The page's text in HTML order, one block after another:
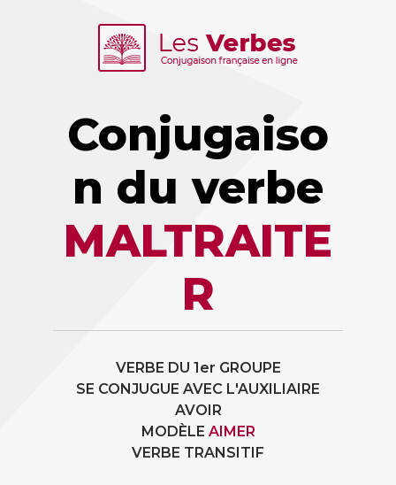
Conjugaiso
n du verbe
MALTRAITE
R
VERBE DU 1er GROUPE
SE CONJUGUE AVEC L'AUXILIAIRE
AVOIR
MODÈLE AIMER
VERBE TRANSITIF